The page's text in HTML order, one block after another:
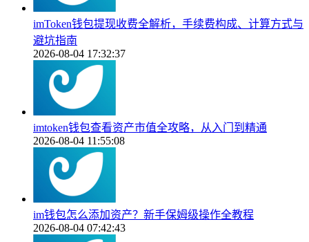
imToken钱包提现收费全解析，手续费构成、计算方式与
避坑指南
2026-08-04 17:32:37
imtoken钱包查看资产市值全攻略，从入门到精通
2026-08-04 11:55:08
im钱包怎么添加资产？新手保姆级操作全教程
2026-08-04 07:42:43